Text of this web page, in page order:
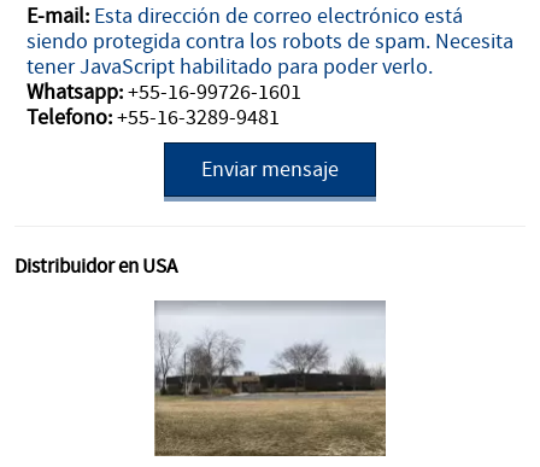
E-mail: Esta dirección de correo electrónico está
siendo protegida contra los robots de spam. Necesita
tener JavaScript habilitado para poder verlo.
Whatsapp:+55-16-99726-1601
Telefono:+55-16-3289-9481
Enviar mensaje
Distribuidor en USA